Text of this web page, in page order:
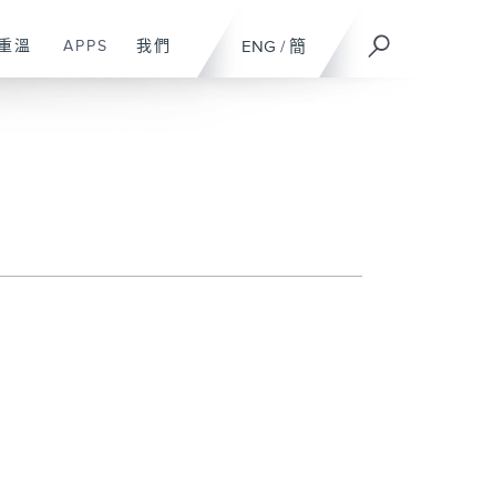
ENG / 簡
溫 APPS 我們